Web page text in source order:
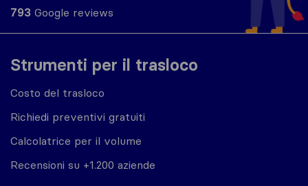
Strumenti per il trasloco
Costo del trasloco
Richiedi preventivi gratuiti
Calcolatrice per il volume
Recensioni su +1.200 aziende
793 Google reviews